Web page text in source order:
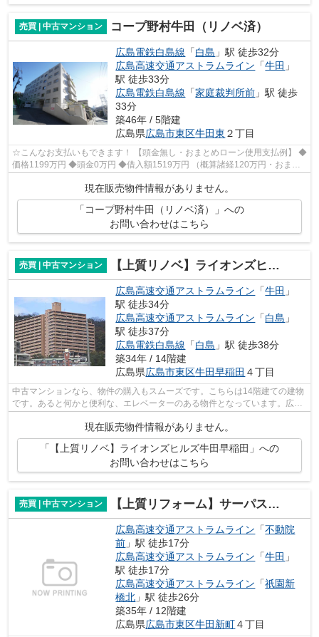
売買 | 中古マンション コープ野村牛田（リノベ済）
広島電鉄白島線 「白島 」駅 徒歩32分
広島高速交通アストラムライン 「牛田 」
駅 徒歩33分
広島電鉄白島線 「家庭裁判所前 」駅 徒歩
33分
築46年 / 5階建
広島県広島市東区牛田東 ２丁目
☆こんなお支払いもできます！ 【頭金無し・おまとめローン使用支払例】 ◆
価格1199万円 ◆頭金0万円 ◆借入額1519万円 （概算諸経120万円・おまと
現在販売物件情報がありません。
「コープ野村牛田（リノベ済）」への
お問い合わせはこちら
売買 | 中古マンション 【上質リノベ】ライオンズヒルズ牛田早稲田
広島高速交通アストラムライン 「牛田 」
駅 徒歩34分
広島高速交通アストラムライン 「白島 」
駅 徒歩37分
広島電鉄白島線 「白島 」駅 徒歩38分
築34年 / 14階建
広島県広島市東区牛田早稲田 ４丁目
中古マンションなら、物件の購入もスムーズです。こちらは14階建ての建物
です。あると何かと便利な、エレベーターのある物件となっています。広島
現在販売物件情報がありません。
「【上質リノベ】ライオンズヒルズ牛田早稲田」への
お問い合わせはこちら
売買 | 中古マンション 【上質リフォーム】サーパス牛田天水苑
広島高速交通アストラムライン 「不動院
前 」駅 徒歩17分
広島高速交通アストラムライン 「牛田 」
駅 徒歩17分
広島高速交通アストラムライン 「祇園新
橋北 」駅 徒歩26分
築35年 / 12階建
広島県広島市東区牛田新町４丁目